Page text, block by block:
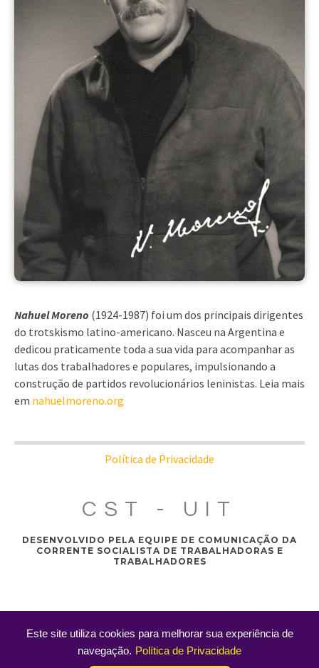
Este site utiliza cookies para melhorar sua experiência de
navegação. Política de Privacidade
Nahuel Moreno (1924-1987) foi um dos principais dirigentes
do trotskismo latino-americano. Nasceu na Argentina e
dedicou praticamente toda a sua vida para acompanhar as
lutas dos trabalhadores e populares, impulsionando a
construção de partidos revolucionários leninistas. Leia mais
em nahuelmoreno.org
Política de Privacidade
CST - UIT
DESENVOLVIDO PELA EQUIPE DE COMUNICAÇÃO DA
CORRENTE SOCIALISTA DE TRABALHADORAS E
TRABALHADORES